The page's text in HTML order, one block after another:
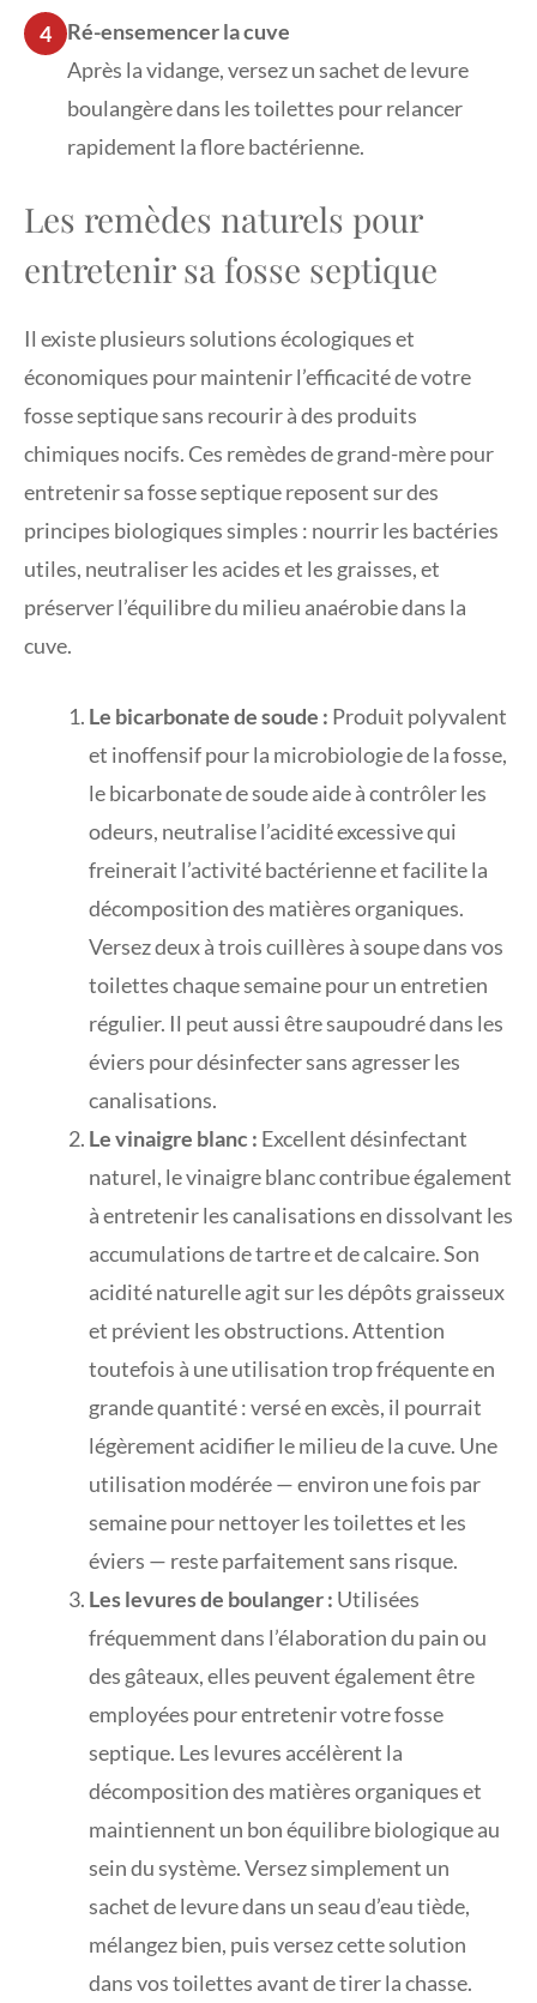
4
Ré-ensemencer la cuve
Après la vidange, versez un sachet de levure
boulangère dans les toilettes pour relancer
rapidement la flore bactérienne.
Les remèdes naturels pour
entretenir sa fosse septique
Il existe plusieurs solutions écologiques et
économiques pour maintenir l’efficacité de votre
fosse septique sans recourir à des produits
chimiques nocifs. Ces remèdes de grand-mère pour
entretenir sa fosse septique reposent sur des
principes biologiques simples : nourrir les bactéries
utiles, neutraliser les acides et les graisses, et
préserver l’équilibre du milieu anaérobie dans la
cuve.
Le bicarbonate de soude : Produit polyvalent
et inoffensif pour la microbiologie de la fosse,
le bicarbonate de soude aide à contrôler les
odeurs, neutralise l’acidité excessive qui
freinerait l’activité bactérienne et facilite la
décomposition des matières organiques.
Versez deux à trois cuillères à soupe dans vos
toilettes chaque semaine pour un entretien
régulier. Il peut aussi être saupoudré dans les
éviers pour désinfecter sans agresser les
canalisations.
Le vinaigre blanc : Excellent désinfectant
naturel, le vinaigre blanc contribue également
à entretenir les canalisations en dissolvant les
accumulations de tartre et de calcaire. Son
acidité naturelle agit sur les dépôts graisseux
et prévient les obstructions. Attention
toutefois à une utilisation trop fréquente en
grande quantité : versé en excès, il pourrait
légèrement acidifier le milieu de la cuve. Une
utilisation modérée — environ une fois par
semaine pour nettoyer les toilettes et les
éviers — reste parfaitement sans risque.
Les levures de boulanger : Utilisées
fréquemment dans l’élaboration du pain ou
des gâteaux, elles peuvent également être
employées pour entretenir votre fosse
septique. Les levures accélèrent la
décomposition des matières organiques et
maintiennent un bon équilibre biologique au
sein du système. Versez simplement un
sachet de levure dans un seau d’eau tiède,
mélangez bien, puis versez cette solution
dans vos toilettes avant de tirer la chasse.